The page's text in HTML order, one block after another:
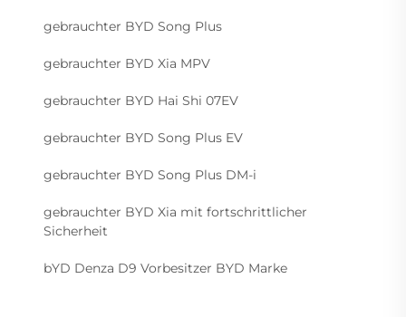
gebrauchter BYD Song Plus
gebrauchter BYD Xia MPV
gebrauchter BYD Hai Shi 07EV
gebrauchter BYD Song Plus EV
gebrauchter BYD Song Plus DM-i
gebrauchter BYD Xia mit fortschrittlicher
Sicherheit
bYD Denza D9 Vorbesitzer BYD Marke